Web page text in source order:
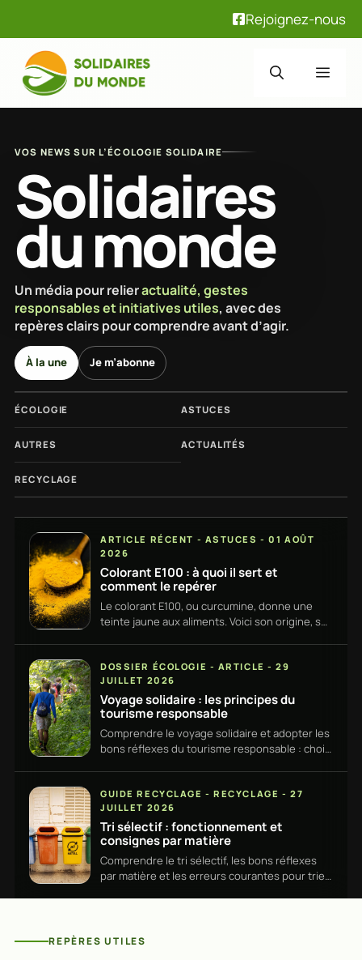
Rejoignez-nous
contenu
VOS NEWS SUR L’ÉCOLOGIE SOLIDAIRE
Solidaires
du monde
Un média pour relieractualité, gestes
responsables et initiatives utiles, avec des
repères clairs pour comprendre avant d’agir.
À la une Je m’abonne
ÉCOLOGIE ASTUCES
AUTRES ACTUALITÉS
RECYCLAGE
ARTICLE RÉCENT - ASTUCES - 01 AOÛT
2026
Colorant E100 : à quoi il sert et
comment le repérer
Le colorant E100, ou curcumine, donne une
teinte jaune aux aliments. Voici son origine, ses
DOSSIER ÉCOLOGIE - ARTICLE - 29
JUILLET 2026
Voyage solidaire : les principes du
tourisme responsable
Comprendre le voyage solidaire et adopter les
bons réflexes du tourisme responsable : choix
GUIDE RECYCLAGE - RECYCLAGE - 27
JUILLET 2026
Tri sélectif : fonctionnement et
consignes par matière
Comprendre le tri sélectif, les bons réflexes
par matière et les erreurs courantes pour trier
REPÈRES UTILES